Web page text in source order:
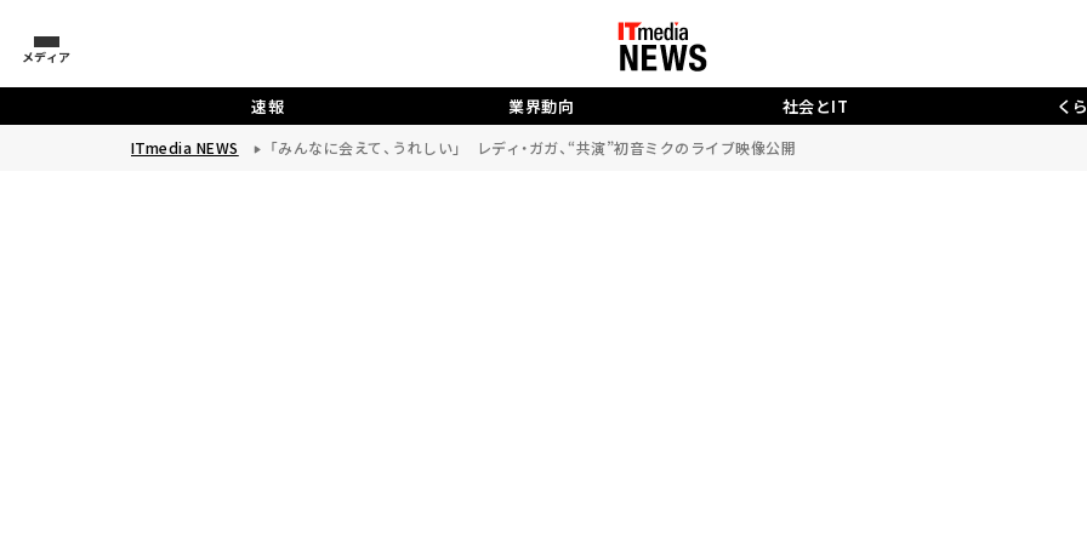
メディア
速報 業界動向 社会とIT く
ITmedia NEWS 「みんなに会えて、うれしい」 レディ・ガガ、“共演”初音ミクのライブ映像公開